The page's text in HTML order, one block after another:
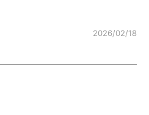
2026/02/18